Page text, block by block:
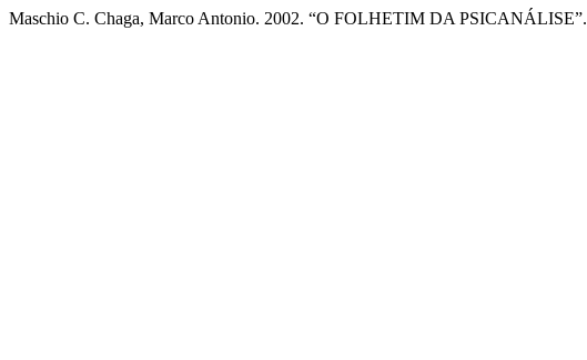
Maschio C. Chaga, Marco Antonio. 2002. “O FOLHETIM DA PSICANÁLISE”.